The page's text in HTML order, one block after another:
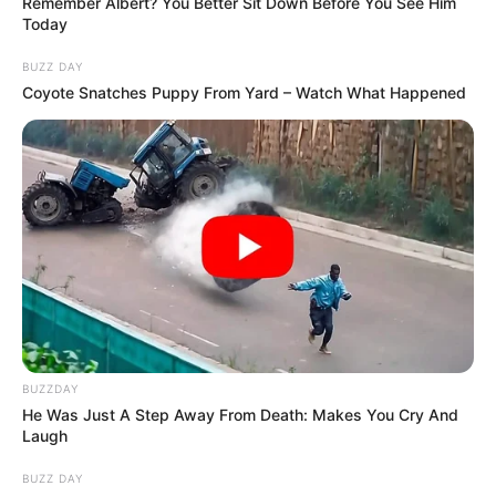
az új közjogi korszak előtt.
Today
BUZZ DAY
Coyote Snatches Puppy From Yard – Watch What Happened
BUZZDAY
He Was Just A Step Away From Death: Makes You Cry And
Laugh
BUZZ DAY